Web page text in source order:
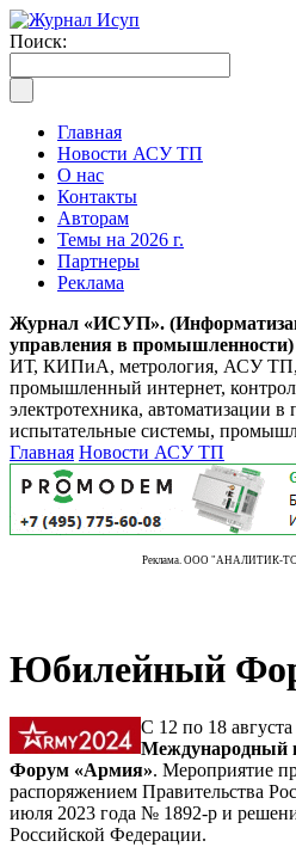
Поиск:
Главная
Новости АСУ ТП
О нас
Контакты
Авторам
Темы на 2026 г.
Партнеры
Реклама
Журнал «ИСУП».
управления в промышленности)
ИТ, КИПиА, метрология, АСУ
промышленный интернет,
электротехника, автоматизации
испытательные системы,
Главная Новости АСУ ТП
Реклама. ООО "АНАЛИТИК-
Юбилейный
С 12 по 18 августа
Международный
Форум «Армия». Мероприятие
распоряжением Правительства
июля 2023 года № 1892-р и
Российской Федерации.